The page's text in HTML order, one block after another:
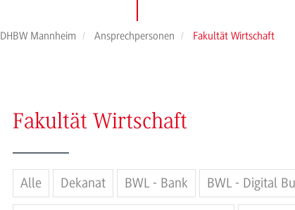
DHBW Mannheim Ansprechpersonen Fakultät Wirtschaft
Fakultät Wirtschaft
Alle Dekanat BWL - Bank BWL - Digital